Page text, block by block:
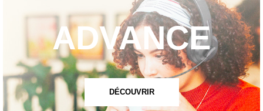
ADVANCE
DÉCOUVRIR